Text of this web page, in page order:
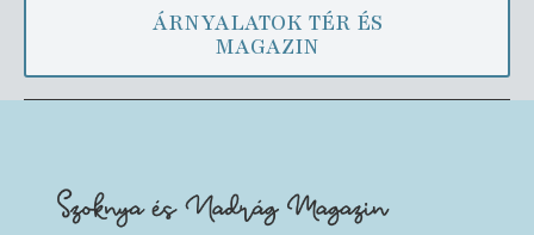
ÁRNYALATOK TÉR ÉS
MAGAZIN